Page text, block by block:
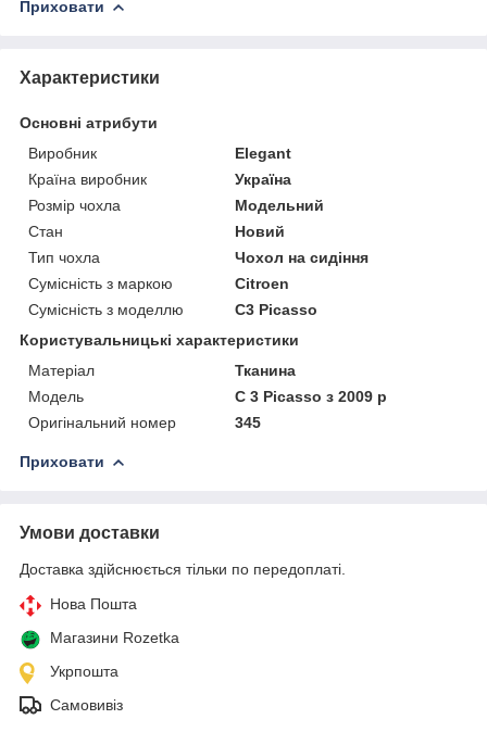
Приховати
Характеристики
Основні атрибути
Виробник
Elegant
Країна виробник
Україна
Розмір чохла
Модельний
Стан
Новий
Тип чохла
Чохол на сидіння
Сумісність з маркою
Citroen
Сумісність з моделлю
C3 Picasso
Користувальницькі характеристики
Матеріал
Тканина
Модель
C 3 Picasso з 2009 р
Оригінальний номер
345
Приховати
Умови доставки
Доставка здійснюється тільки по передоплаті.
Нова Пошта
Магазини Rozetka
Укрпошта
Самовивіз